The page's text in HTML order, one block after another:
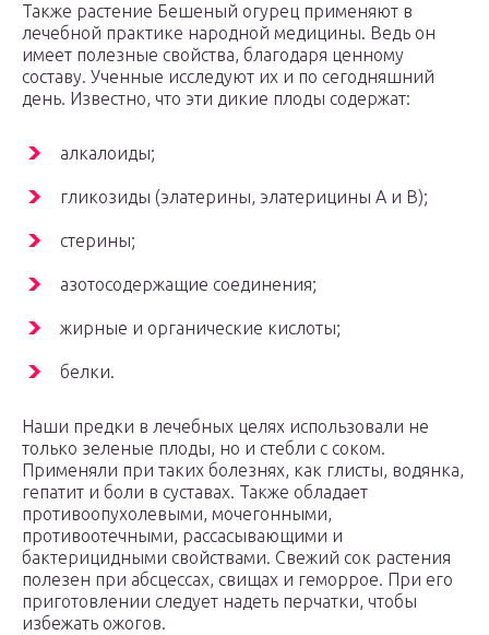
Также растение Бешеный огурец применяют в
лечебной практике народной медицины. Ведь он
имеет полезные свойства, благодаря ценному
составу. Ученные исследуют их и по сегодняшний
день. Известно, что эти дикие плоды содержат:
алкалоиды;
гликозиды (элатерины, элатерицины A и B);
стерины;
азотосодержащие соединения;
жирные и органические кислоты;
белки.
Наши предки в лечебных целях использовали не
только зеленые плоды, но и стебли с соком.
Применяли при таких болезнях, как глисты, водянка,
гепатит и боли в суставах. Также обладает
противоопухолевыми, мочегонными,
противоотечными, рассасывающими и
бактерицидными свойствами. Свежий сок растения
полезен при абсцессах, свищах и геморрое. При его
приготовлении следует надеть перчатки, чтобы
избежать ожогов.